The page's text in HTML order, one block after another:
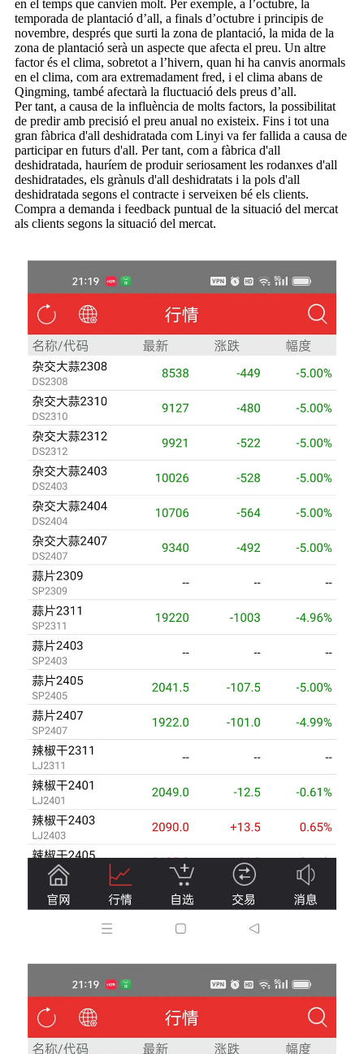
en el temps que canvien molt. Per exemple, a l’octubre, la
temporada de plantació d’all, a finals d’octubre i principis de
novembre, després que surti la zona de plantació, la mida de la
zona de plantació serà un aspecte que afecta el preu. Un altre
factor és el clima, sobretot a l’hivern, quan hi ha canvis anormals
en el clima, com ara extremadament fred, i el clima abans de
Qingming, també afectarà la fluctuació dels preus d’all.
Per tant, a causa de la influència de molts factors, la possibilitat
de predir amb precisió el preu anual no existeix. Fins i tot una
gran fàbrica d'all deshidratada com Linyi va fer fallida a causa de
participar en futurs d'all. Per tant, com a fàbrica d'all
deshidratada, hauríem de produir seriosament les rodanxes d'all
deshidratades, els grànuls d'all deshidratats i la pols d'all
deshidratada segons el contracte i serveixen bé els clients.
Compra a demanda i feedback puntual de la situació del mercat
als clients segons la situació del mercat.